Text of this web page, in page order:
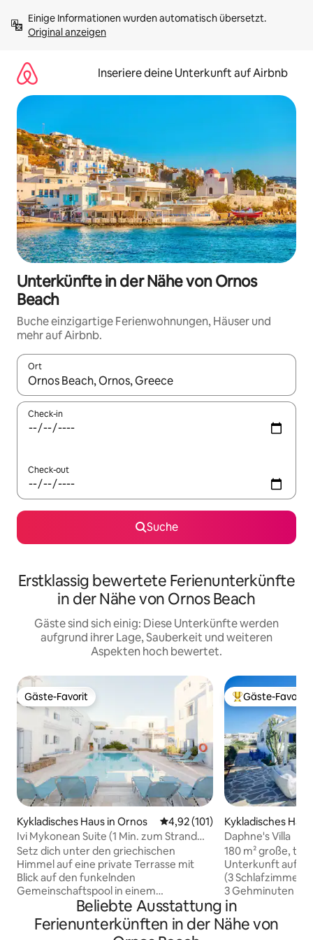
Inhalten
springenOriginal anzeigen
Inseriere deine Unterkunft auf Airbnb
Unterkünfte in der Nähe von Ornos
Beach
Buche einzigartige Ferienwohnungen, Häuser und
mehr auf Airbnb.
Ort
Wenn Ergebnisse verfügbar sind, navigiere mit den
Check-in
Check-out
Suche
Erstklassig bewertete Ferienunterkünfte
in der Nähe von Ornos Beach
Gäste sind sich einig: Diese Unterkünfte werden
aufgrund ihrer Lage, Sauberkeit und weiteren
Aspekten hoch bewertet.
Gäste-Favorit
Gäste-Favorit
Kykladisches Haus in Ornos Durchschnittliche Bewertung:
4,92 (101)
Ivi Mykonean Suite (1 Min. zum Strand
von Ornos)
Setz dich unter den griechischen
Himmel auf eine private Terrasse mit
Blick auf den funkelnden
Gemeinschaftspool in einem
authentischen kreidig-weißen,
kykladischen Villenkomplex. Passend
dazu wurde diese Mezzanine-Loft-
Beliebter Gäste-
Gäste-Favorit
Kykladisches
Daphne's Villa
180 m² große,
Unterkunft auf
(3 Schlafzimmer,
3 Gehminuten
entfernt, 5
Stadt, und in der
öffentliche
Beliebte Ausstattung in
Ferienunterkünften in der Nähe von